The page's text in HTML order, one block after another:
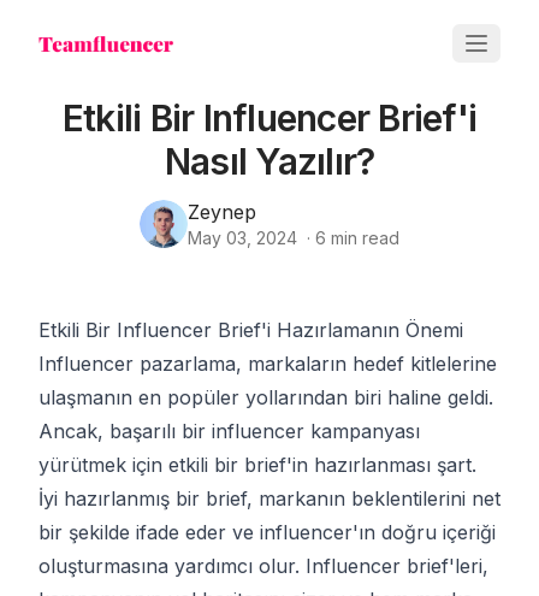
Etkili Bir Influencer Brief'i
Nasıl Yazılır?
Zeynep
May 03, 2024 · 6 min read
Etkili Bir Influencer Brief'i Hazırlamanın Önemi
Influencer pazarlama, markaların hedef kitlelerine
ulaşmanın en popüler yollarından biri haline geldi.
Ancak, başarılı bir influencer kampanyası
yürütmek için etkili bir brief'in hazırlanması şart.
İyi hazırlanmış bir brief, markanın beklentilerini net
bir şekilde ifade eder ve influencer'ın doğru içeriği
oluşturmasına yardımcı olur. Influencer brief'leri,